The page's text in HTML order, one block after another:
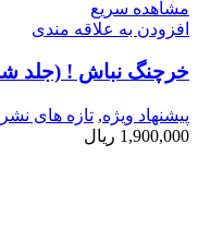
مشاهده سریع
افزودن به علاقه مندی
خرچنگ نباش ! (جلد
پیشنهاد ویژه, تازه های نشر
1,900,000 ریال